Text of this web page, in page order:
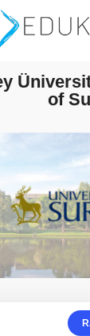
of